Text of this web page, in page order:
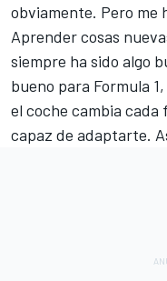
obviamente. Pero me
Aprender cosas
siempre ha sido algo
bueno para Formula
el coche cambia cada
capaz de adaptarte.